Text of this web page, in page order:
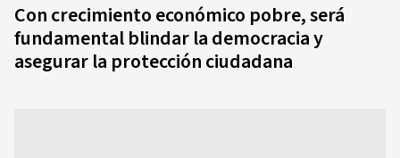
Con crecimiento económico pobre, será
fundamental blindar la democracia y
asegurar la protección ciudadana